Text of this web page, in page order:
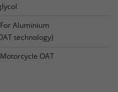
Aluminium
technology)
OAT